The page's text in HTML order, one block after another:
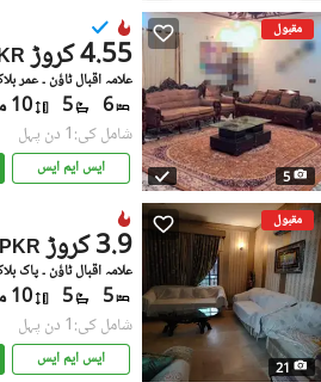
مقبول
5
4.55 کروڑ
علامہ اقبال ٹاؤن ۔ عمر
6
5 10 مرلہ
شامل کی:1 دن پہل
ایس ایم ایس
مقبول
21
PKR 3.9 کروڑ
علامہ اقبال ٹاؤن ۔ پاک
5
5 10 مرلہ
شامل کی:1 دن پہل
ایس ایم ایس